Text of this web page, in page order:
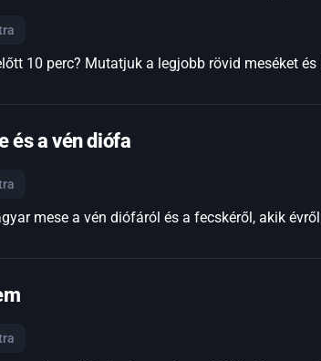
10 perc? Mutatjuk a legjobb rövid meséket
és a vén diófa
mese a vén diófáról és a fecskéről, akik